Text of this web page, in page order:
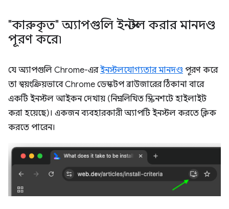
"কারুকৃত" অ্যাপগুলি ইনস্টল করার মানদণ্ড
পূরণ করে৷
যে অ্যাপগুলি Chrome-এরইনস্টলযোগ্যতার মানদণ্ড পূরণ করে
তা স্বয়ংক্রিয়ভাবে Chrome ডেস্কটপ ব্রাউজারের ঠিকানা বারে
একটি ইনস্টল আইকন দেখায় (নিম্নলিখিত স্ক্রিনশটে হাইলাইট
করা হয়েছে)। একজন ব্যবহারকারী অ্যাপটি ইনস্টল করতে ক্লিক
করতে পারেন।